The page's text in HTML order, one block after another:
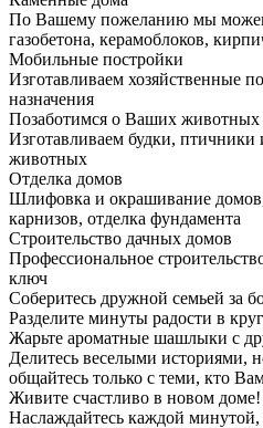
По Вашему пожеланию мы
газобетона, керамоблоков,
Мобильные постройки
Изготавливаем хозяйственные
назначения
Позаботимся о Ваших животных
Изготавливаем будки, птичники
животных
Отделка домов
Шлифовка и окрашивание
карнизов, отделка фундамента
Строительство дачных домов
Профессиональное
ключ
Соберитесь дружной семьей за
Разделите минуты радости в
Жарьте ароматные шашлыки с
Делитесь веселыми историями,
общайтесь только с теми, кто
Живите счастливо в новом доме!
Наслаждайтесь каждой минутой,